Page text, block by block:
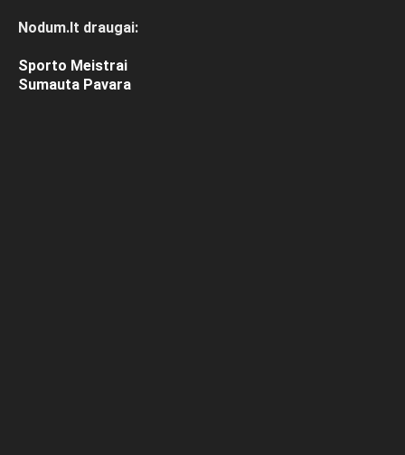
Nodum.lt draugai:
Sporto Meistrai
Sumauta Pavara